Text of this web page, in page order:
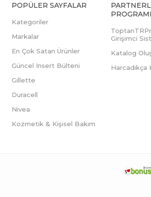
POPÜLER SAYFALAR
Kategoriler
Markalar
En Çok Satan Ürünler
Güncel Insert Bülteni
Gillette
Duracell
Nivea
Kozmetik & Kişisel Bakım
PROGRAMI
Girişimci
Katalog
Harcadıkça